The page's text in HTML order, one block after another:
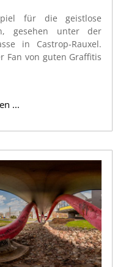
für die geistlose
gesehen unter der
in Castrop-Rauxel.
Fan von guten Graffitis
...